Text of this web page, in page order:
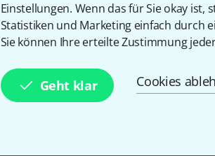
Einstellungen. Wenn das für Sie okay
Statistiken und Marketing einfach durch
Sie können Ihre erteilte Zustimmung
Geht klar Cookies
Meinl